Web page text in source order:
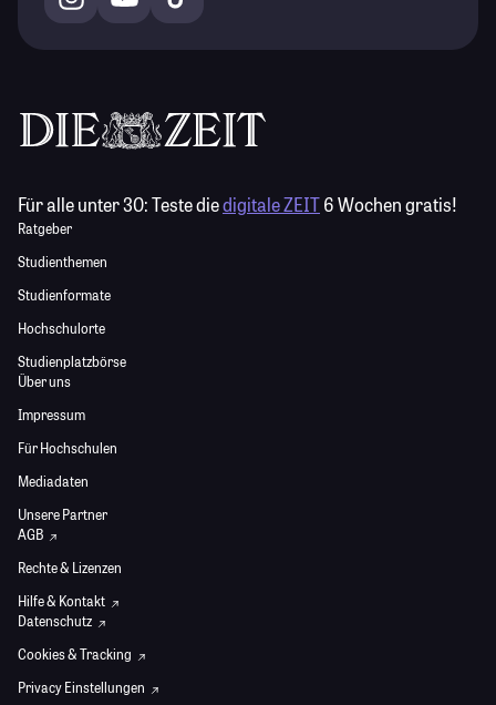
Für alle unter 30:Teste diedigitale ZEIT6 Wochen gratis!
Ratgeber
Studienthemen
Studienformate
Hochschulorte
Studienplatzbörse
Über uns
Impressum
Für Hochschulen
Mediadaten
Unsere Partner
AGB
Rechte & Lizenzen
Hilfe & Kontakt
Datenschutz
Cookies & Tracking
Privacy Einstellungen